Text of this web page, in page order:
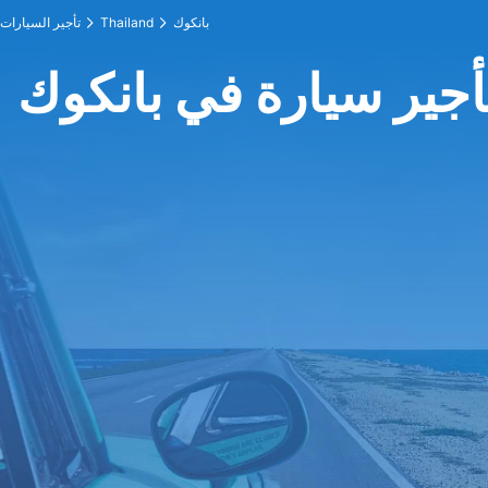
تأجير السيارات Thailand بانكوك
سيارة في بانكوك